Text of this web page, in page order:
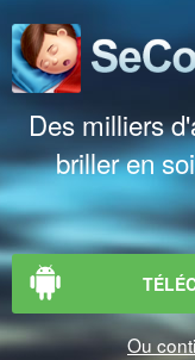
Des milliers
briller en
Ou